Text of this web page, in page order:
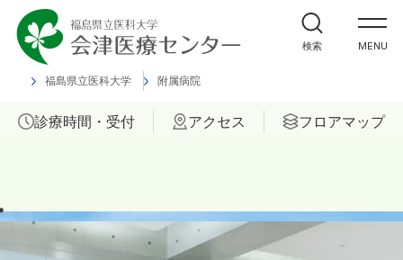
福島県立医科大学 附属病院
MENU
外来受診の方
入院・ご面会の方
診療科
診療時間・受付 アクセス フロアマップ
検索